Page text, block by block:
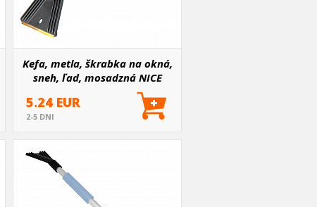
Kefa, metla, škrabka na okná,
sneh, ľad, mosadzná NICE
TOUCH NT 50 cm
5.24 EUR
2-5 DNI